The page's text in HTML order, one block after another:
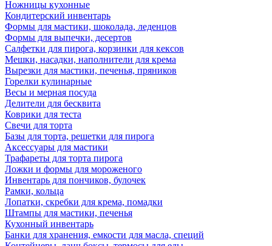
Ножницы кухонные
Кондитерский инвентарь
Формы для мастики, шоколада, леденцов
Формы для выпечки, десертов
Салфетки для пирога, корзинки для кексов
Мешки, насадки, наполнители для крема
Вырезки для мастики, печенья, пряников
Горелки кулинарные
Весы и мерная посуда
Делители для бесквита
Коврики для теста
Свечи для торта
Базы для торта, решетки для пирога
Аксессуары для мастики
Трафареты для торта пирога
Ложки и формы для мороженого
Инвентарь для пончиков, булочек
Рамки, кольца
Лопатки, скребки для крема, помадки
Штампы для мастики, печенья
Кухонный инвентарь
Банки для хранения, емкости для масла, специй